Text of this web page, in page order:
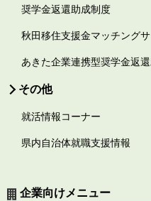
奨学金返還助成制度
秋田移住支援金マッチングサ
あきた企業連携型奨学金返
その他
就活情報コーナー
県内自治体就職支援情報
企業向けメニュー